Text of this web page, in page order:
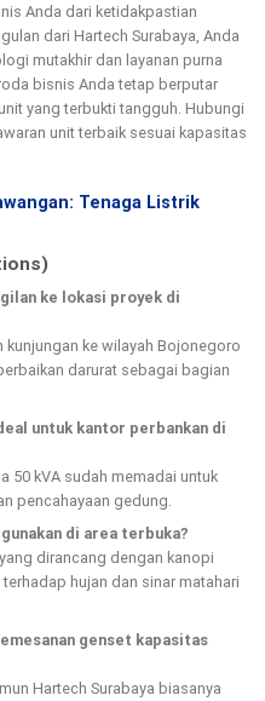
Anda dari ketidakpastian
dari Hartech Surabaya, Anda
mutakhir dan layanan purna
bisnis Anda tetap berputar
yang terbukti tangguh. Hubungi
unit terbaik sesuai kapasitas
Tenaga Listrik
ke lokasi proyek di
kunjungan ke wilayah Bojonegoro
darurat sebagai bagian
untuk kantor perbankan di
50 kVA sudah memadai untuk
pencahayaan gedung.
di area terbuka?
dirancang dengan kanopi
hujan dan sinar matahari
genset kapasitas
Hartech Surabaya biasanya